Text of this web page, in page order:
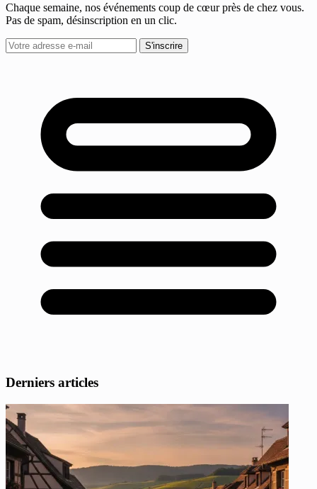
Chaque semaine, nos événements coup de cœur près de chez vous.
Pas de spam, désinscription en un clic.
S'inscrire
Derniers articles